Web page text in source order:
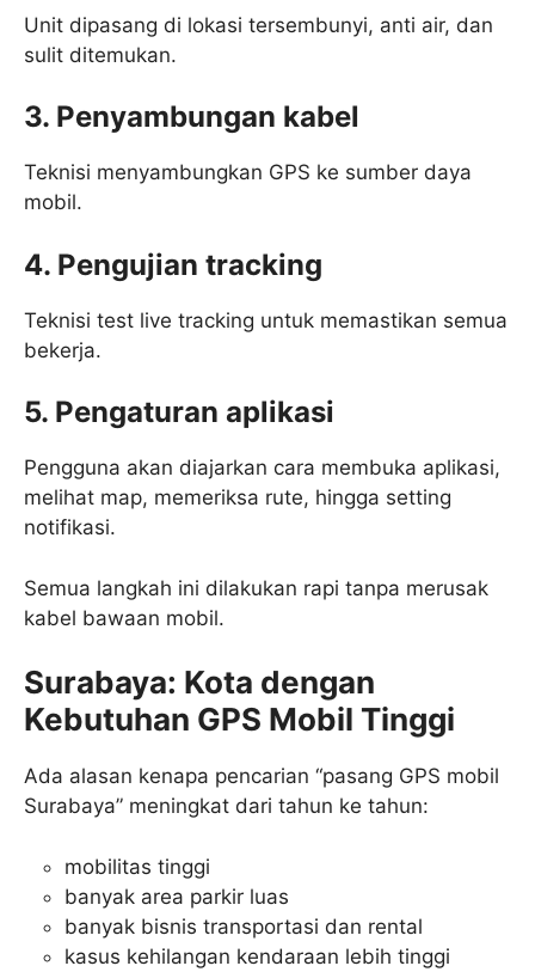
Unit dipasang di lokasi tersembunyi, anti air, dan
sulit ditemukan.
3. Penyambungan kabel
Teknisi menyambungkan GPS ke sumber daya
mobil.
4. Pengujian tracking
Teknisi test live tracking untuk memastikan semua
bekerja.
5. Pengaturan aplikasi
Pengguna akan diajarkan cara membuka aplikasi,
melihat map, memeriksa rute, hingga setting
notifikasi.
Semua langkah ini dilakukan rapi tanpa merusak
kabel bawaan mobil.
Surabaya: Kota dengan
Kebutuhan GPS Mobil Tinggi
Ada alasan kenapa pencarian “pasang GPS mobil
Surabaya” meningkat dari tahun ke tahun:
mobilitas tinggi
banyak area parkir luas
banyak bisnis transportasi dan rental
kasus kehilangan kendaraan lebih tinggi